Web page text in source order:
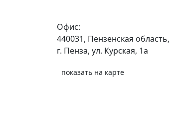
Офис:
440031, Пензенская область,
г. Пенза, ул. Курская, 1а
показать на карте